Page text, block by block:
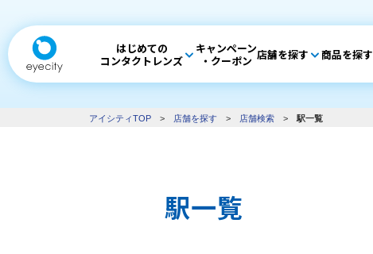
はじめての
コンタクトレンズ
キャンペーン
・クーポン 店舗を探す 商品を探す
アイシティTOP > 店舗を探す > 店舗検索 > 駅一覧
駅一覧